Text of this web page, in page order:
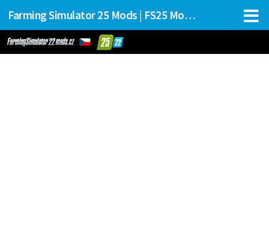
Farming Simulator 25 Mods | FS25 Mods Stahování